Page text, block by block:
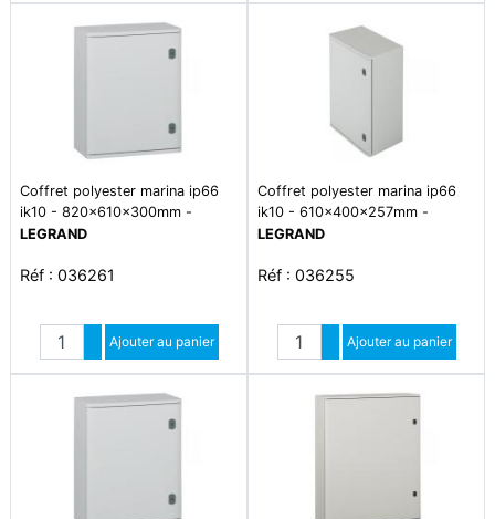
Coffret polyester marina ip66
ik10 - 820x610x300mm -
ral7035
LEGRAND
Réf : 036261
Quantité
Augmenter quantité
Diminuer quantité
Ajouter au panier
Coffret polyester marina ip66
ik10 - 610x400x257mm -
ral7035
LEGRAND
Réf : 036255
Quantité
Augmenter quantité
Diminuer quantité
Ajouter au panier